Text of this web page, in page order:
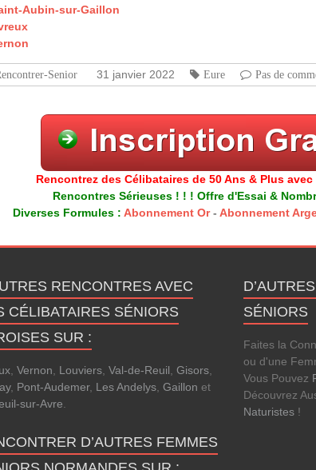
Aubin-sur-Gaillon
Senior 31 janvier 2022 Eure Pas de
Rencontrez des Célibataires de 50 Ans & Plus
Rencontres Sérieuses ! ! ! Offre d'Essai &
Diverses Formules : Abonnement Or- Abonnement
RENCONTRES AVEC
CÉLIBATAIRES SÉNIORS
SUR :
Vernon Louviers Val-de-Reuil Gisors
, Pont-Audemer, Les Andelys Gaillon et
sur-Avre
D’AUTRES FEMMES
SÉNIORS
Faites la
ou d'une
Vous Pouvez
Découvrez
Naturistes !